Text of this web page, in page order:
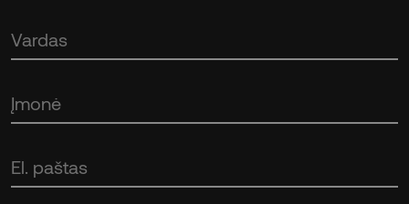
Vardas
Įmonė
El.
paštas